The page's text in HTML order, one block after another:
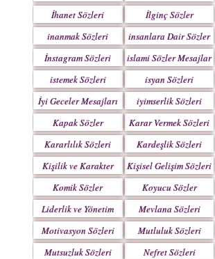
İhanet Sözleri
İlginç Sözler
inanmak Sözleri
insanlara Dair Sözler
İnstagram Sözleri
islami Sözler Mesajlar
istemek Sözleri
isyan Sözleri
İyi Geceler Mesajları
iyimserlik Sözleri
Kapak Sözler
Karar Vermek Sözleri
Kararlılık Sözleri
Kardeşlik Sözleri
Kişilik ve Karakter
Sözleri
Kişisel Gelişim Sözleri
Komik Sözler
Koyucu Sözler
Liderlik ve Yönetim
Sözleri
Mevlana Sözleri
Motivasyon Sözleri
Mutluluk Sözleri
Mutsuzluk Sözleri
Nefret Sözleri